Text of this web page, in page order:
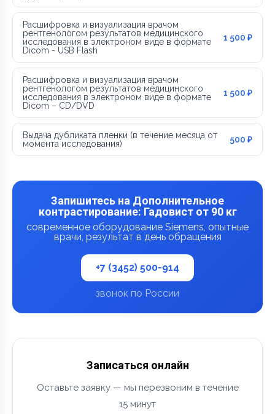
Расшифровка и визуализация врачом
рентгенологом результатов медицинского
исследования в электроном виде в формате
Dicom - USB Flash
1 500 ₽
Расшифровка и визуализация врачом
рентгенологом результатов медицинского
исследования в электроном виде в формате
Dicom – CD/DVD
1 500 ₽
Выдача дубликата пленки (в течение месяца от
момента исследования)
500 ₽
Запишитесь на Дополнительное
контрастирование: Гадовист от 90 кг
современное оборудование Siemens, опытные
врачи, результат в день обращения
+7 (3452) 500-914
звонок по России
Записаться онлайн
Оставьте заявку — мы перезвоним в течение
15 минут